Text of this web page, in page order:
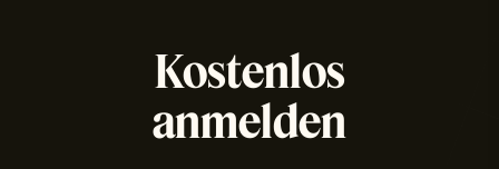
Kostenlos
anmelden